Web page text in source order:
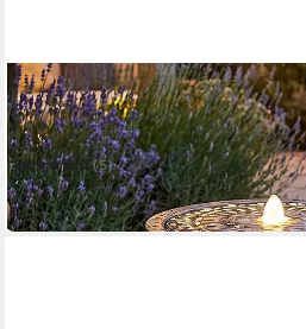
ARNUSA
Gartenbrunnen Metall
Wasserspiel warmweiß
(5)
149,99 €
in 2-3 Werktagen bei dir